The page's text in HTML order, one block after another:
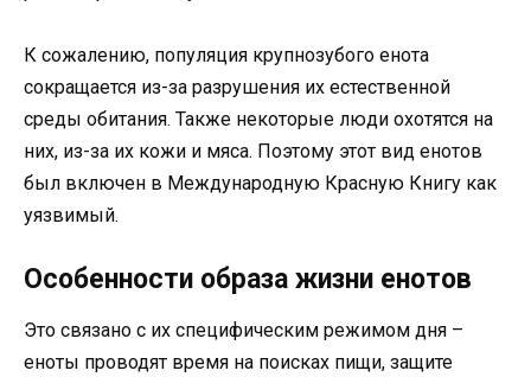
К сожалению, популяция крупнозубого енота
сокращается из-за разрушения их естественной
среды обитания. Также некоторые люди охотятся на
них, из-за их кожи и мяса. Поэтому этот вид енотов
был включен в Международную Красную Книгу как
уязвимый.
Особенности образа жизни енотов
Это связано с их специфическим режимом дня –
еноты проводят время на поисках пищи, защите